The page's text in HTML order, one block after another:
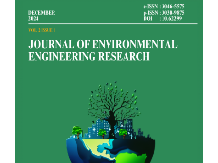
Sidebar